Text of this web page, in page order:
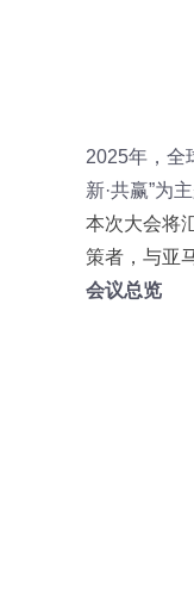
2025年，全
新·共赢”为
本次大会将
策者，与亚
会议总览